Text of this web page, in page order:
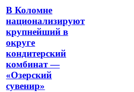
В Коломне
национализируют
крупнейший в
округе
кондитерский
комбинат —
«Озерский
сувенир»